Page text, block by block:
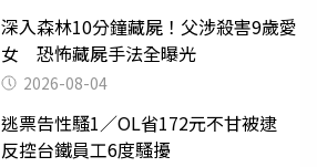
深入森林10分鐘藏屍！父涉殺害9歲愛
女 恐怖藏屍手法全曝光
2026-08-04
逃票告性騷1／OL省172元不甘被逮
反控台鐵員工6度騷擾